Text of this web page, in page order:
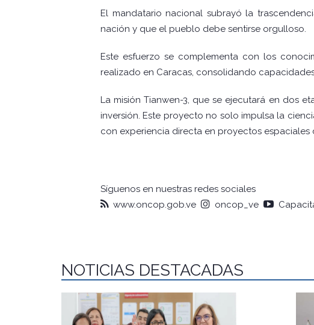
El mandatario nacional subrayó la
nación y que el pueblo debe sentirse orgulloso.
Este esfuerzo se complementa con los
realizado en Caracas, consolidando
La misión Tianwen-3, que se ejecutará en dos
inversión. Este proyecto no solo impulsa la
con experiencia directa en proyectos
Síguenos en nuestras redes sociales
www.oncop.gob.ve
oncop_ve
NOTICIAS DESTACADAS